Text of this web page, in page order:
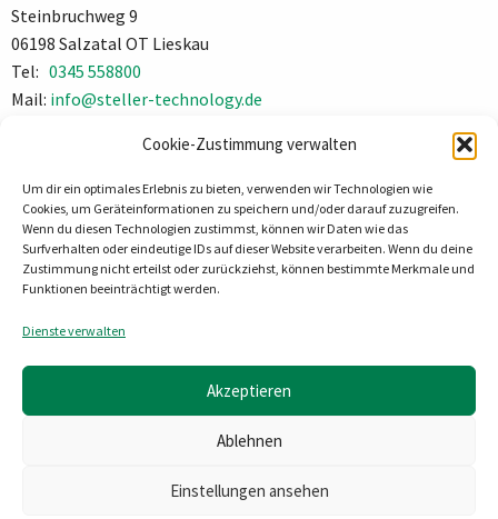
Cookie-Zustimmung verwalten
Um dir ein optimales Erlebnis zu bieten, verwenden wir Technologien wie
Cookies, um Geräteinformationen zu speichern und/oder darauf zuzugreifen.
Wenn du diesen Technologien zustimmst, können wir Daten wie das
Surfverhalten oder eindeutige IDs auf dieser Website verarbeiten. Wenn du deine
Zustimmung nicht erteilst oder zurückziehst, können bestimmte Merkmale und
Funktionen beeinträchtigt werden.
Dienste verwalten
Akzeptieren
Ablehnen
Einstellungen ansehen
Steinbruchweg 9
06198 Salzatal OT Lieskau
Tel: 0345 558800
Mail: info@steller-technology.de